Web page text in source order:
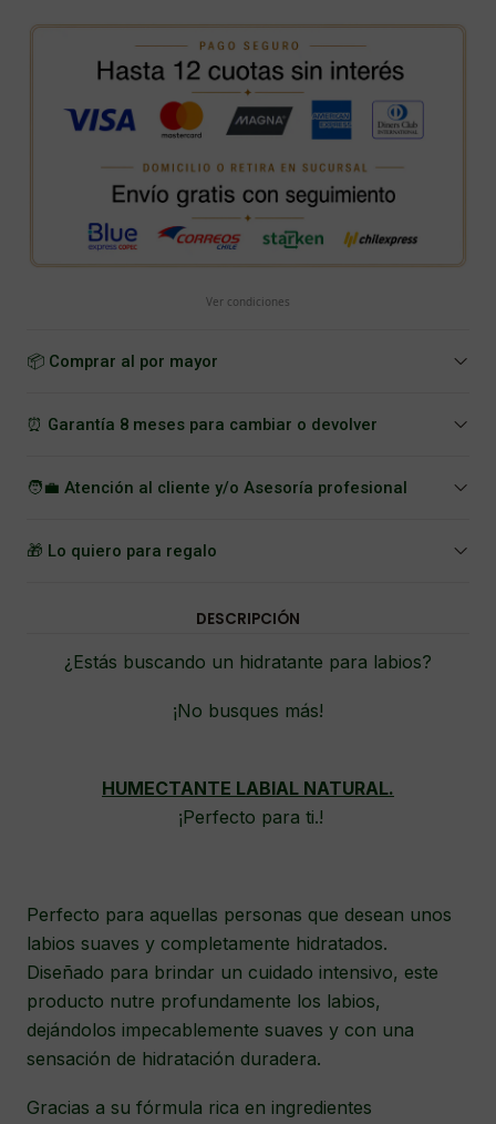
Ver condiciones
📦 Comprar al por mayor
⏰ Garantía 8 meses para cambiar o devolver
🧑‍💼 Atención al cliente y/o Asesoría profesional
🎁 Lo quiero para regalo
DESCRIPCIÓN
¿Estás buscando un hidratante para labios?
¡No busques más!
HUMECTANTE LABIAL NATURAL.
¡Perfecto para ti.!
Perfecto para aquellas personas que desean unos
labios suaves y completamente hidratados.
Diseñado para brindar un cuidado intensivo, este
producto nutre profundamente los labios,
dejándolos impecablemente suaves y con una
sensación de hidratación duradera.
Gracias a su fórmula rica en ingredientes